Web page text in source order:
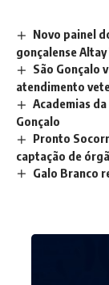
Novo painel
gonçalense Altay
São Gonçalo
atendimento
Academias
Gonçalo
Pronto
captação de
Galo Branco